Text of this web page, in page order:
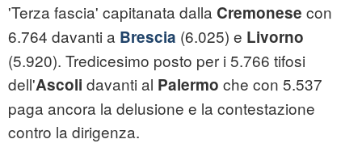
'Terza fascia' capitanata dalla Cremonese con
6.764 davanti a Brescia (6.025) e Livorno
(5.920). Tredicesimo posto per i 5.766 tifosi
dell'Ascoli davanti al Palermo che con 5.537
paga ancora la delusione e la contestazione
contro la dirigenza.